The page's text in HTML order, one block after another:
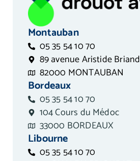
Montauban
05 35 54 10 70
89 avenue Aristide Briand
82000 MONTAUBAN
Bordeaux
05 35 54 10 70
104 Cours du Médoc
33000 BORDEAUX
Libourne
05 35 54 10 70